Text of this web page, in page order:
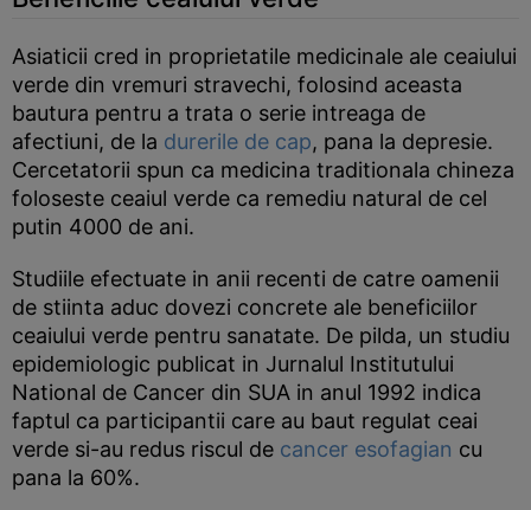
Asiaticii cred in proprietatile medicinale ale ceaiului
verde din vremuri stravechi, folosind aceasta
bautura pentru a trata o serie intreaga de
afectiuni, de la durerile de cap, pana la depresie.
Cercetatorii spun ca medicina traditionala chineza
foloseste ceaiul verde ca remediu natural de cel
putin 4000 de ani.
Studiile efectuate in anii recenti de catre oamenii
de stiinta aduc dovezi concrete ale beneficiilor
ceaiului verde pentru sanatate. De pilda, un studiu
epidemiologic publicat in Jurnalul Institutului
National de Cancer din SUA in anul 1992 indica
faptul ca participantii care au baut regulat ceai
verde si-au redus riscul de cancer esofagian cu
pana la 60%.